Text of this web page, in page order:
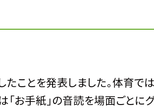
ことを発表しました。体育では
お手紙」の音読を場面ごとに